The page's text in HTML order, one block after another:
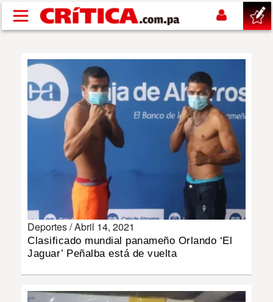
Pasar al contenido principal
SUCESOS
NACIONAL
DEPORTES
MUNDO
INSÓLITAS
Deportes /Abril 14, 2021
Clasificado mundial panameño Orlando ‘El
Jaguar’ Peñalba está de vuelta